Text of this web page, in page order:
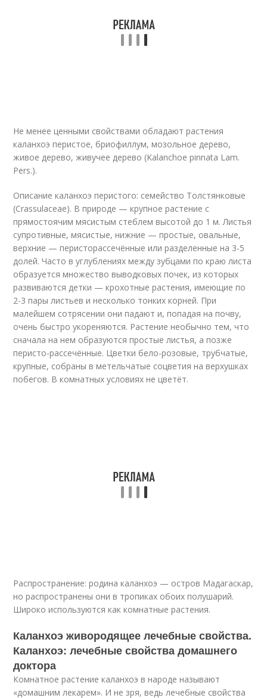
Не менее ценными свойствами обладают растения
каланхоэ перистое, бриофиллум, мозольное дерево,
живое дерево, живучее дерево (Kalanchoe pinnata Lam.
Pers.).
Описание каланхоэ перистого: семейство Толстянковые
(Crassulaceae). В природе — крупное растение с
прямостоячим мясистым стеблем высотой до 1 м. Листья
супротивные, мясистые, нижние — простые, овальные,
верхние — перисторассечённые или разделенные на 3-5
долей. Часто в углублениях между зубцами по краю листа
образуется множество выводковых почек, из которых
развиваются детки — крохотные растения, имеющие по
2-3 пары листьев и несколько тонких корней. При
малейшем сотрясении они падают и, попадая на почву,
очень быстро укореняются. Растение необычно тем, что
сначала на нем образуются простые листья, а позже
перисто-рассечённые. Цветки бело-розовые, трубчатые,
крупные, собраны в метельчатые соцветия на верхушках
побегов. В комнатных условиях не цветёт.
Распространение: родина каланхоэ — остров Мадагаскар,
но распространены они в тропиках обоих полушарий.
Широко используются как комнатные растения.
Каланхоэ живородящее лечебные свойства.
Каланхоэ: лечебные свойства домашнего
доктора
Комнатное растение каланхоэ в народе называют
«домашним лекарем». И не зря, ведь лечебные свойства